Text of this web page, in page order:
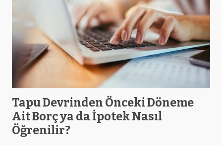
Tapu Devrinden Önceki Döneme
Ait Borç ya da İpotek Nasıl
Öğrenilir?